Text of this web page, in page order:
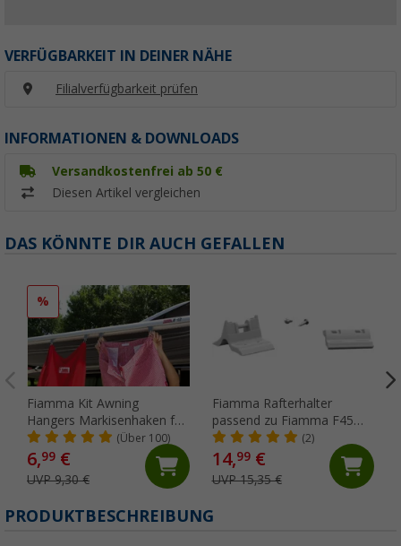
VERFÜGBARKEIT IN DEINER NÄHE
Filialverfügbarkeit prüfen
INFORMATIONEN & DOWNLOADS
Versandkostenfrei ab 50 €
Diesen Artikel vergleichen
DAS KÖNNTE DIR AUCH GEFALLEN
%
Fiamma Kit Awning
Hangers Markisenhaken für
die Kederschiene(Über 100)
6,99 €
UVP 9,30 €
Fiamma Rafterhalter
passend zu Fiamma F45
S/L / ZIP
(2)
14,99€
UVP 15,35 €
PRODUKTBESCHREIBUNG